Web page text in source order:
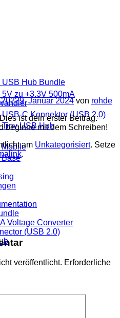
USB Hub Bundle
5V zu +3.3V 500mA
USB-C Konnektor (USB 2.0)
Tiny USB Hub
Mobile
Base
Voltage Converter
(USB 2.0)
9. Januar 2024 von rohde
ist dein erster Beitrag.
beginne mit dem Schreiben!
am Unkategorisiert. Setze
.
veröffentlicht. Erforderliche